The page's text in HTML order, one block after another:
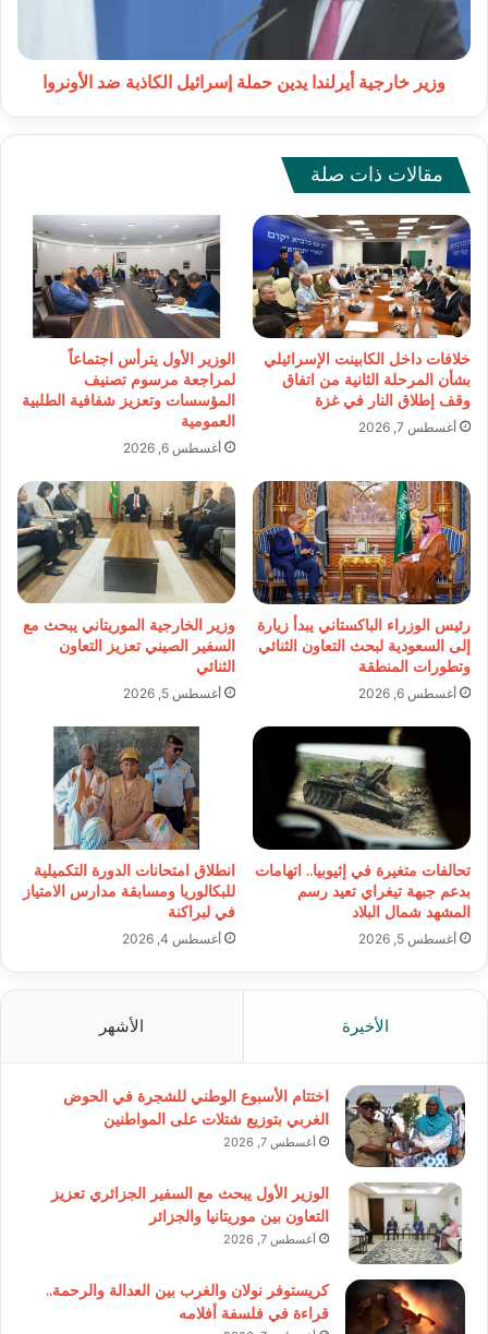
الكاذبة
ضد
الأونروا
وزير خارجية أيرلندا يدين حملة إسرائيل الكاذبة ضد الأونروا
مقالات ذات صلة
خلافات داخل الكابينت الإسرائيلي
بشأن المرحلة الثانية من اتفاق
وقف إطلاق النار في غزة
أغسطس 7, 2026
الوزير الأول يترأس اجتماعاً
لمراجعة مرسوم تصنيف
المؤسسات وتعزيز شفافية الطلبية
العمومية
أغسطس 6, 2026
رئيس الوزراء الباكستاني يبدأ زيارة
إلى السعودية لبحث التعاون الثنائي
وتطورات المنطقة
أغسطس 6, 2026
وزير الخارجية الموريتاني يبحث مع
السفير الصيني تعزيز التعاون
الثنائي
أغسطس 5, 2026
تحالفات متغيرة في إثيوبيا.. اتهامات
بدعم جبهة تيغراي تعيد رسم
المشهد شمال البلاد
أغسطس 5, 2026
انطلاق امتحانات الدورة التكميلية
للبكالوريا ومسابقة مدارس الامتياز
في لبراكنة
أغسطس 4, 2026
الأخيرة الأشهر
اختتام الأسبوع الوطني للشجرة في الحوض
الغربي بتوزيع شتلات على المواطنين
أغسطس 7, 2026
الوزير الأول يبحث مع السفير الجزائري تعزيز
التعاون بين موريتانيا والجزائر
أغسطس 7, 2026
كريستوفر نولان والغرب بين العدالة والرحمة..
قراءة في فلسفة أفلامه